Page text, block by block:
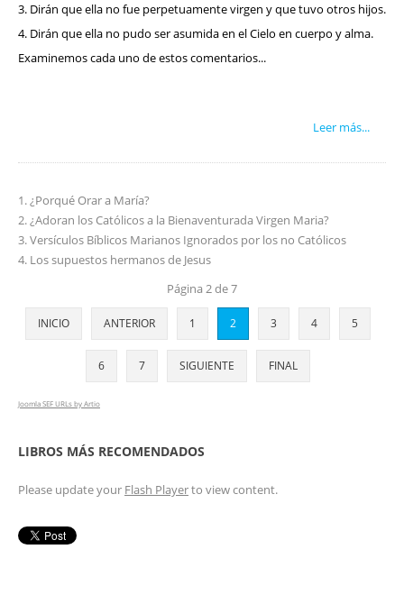
3. Dirán que ella no fue perpetuamente virgen y que tuvo otros hijos.
4. Dirán que ella no pudo ser asumida en el Cielo en cuerpo y alma.
Examinemos cada uno de estos comentarios...
Leer más...
¿Porqué Orar a María?
¿Adoran los Católicos a la Bienaventurada Virgen Maria?
Versículos Bíblicos Marianos Ignorados por los no Católicos
Los supuestos hermanos de Jesus
Página 2 de 7
INICIO ANTERIOR 1 2 3 4 5
6 7 SIGUIENTE FINAL
Joomla SEF URLs by Artio
LIBROS MÁS RECOMENDADOS
Please update your Flash Playerto view content.